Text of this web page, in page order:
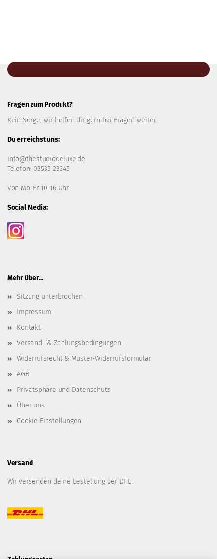
Fragen zum Produkt?
Kein Sorge, wir helfen dir gern bei Fragen weiter.
Du erreichst uns:
info@thestudiodeluxe.de
Telefon: 03535 23345
Von Mo-Fr 10-16 Uhr
Social Media:
Mehr über...
Sitzung unterbrochen
Impressum
Kontakt
Versand- & Zahlungsbedingungen
Widerrufsrecht & Muster-Widerrufsformular
AGB
Privatsphäre und Datenschutz
Über uns
Cookie Einstellungen
Versand
Wir versenden deine Bestellung per DHL.